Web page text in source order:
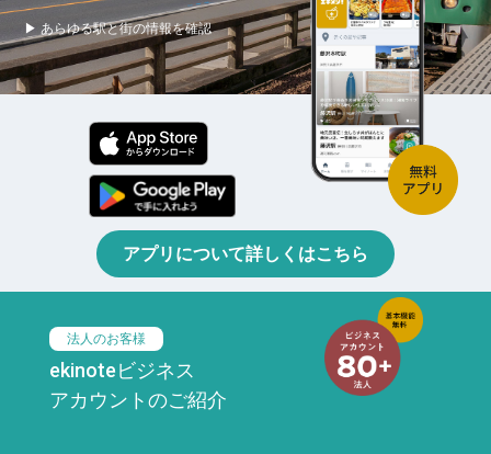
▶ あらゆる駅と街の情報を確認
アプリについて詳しくはこちら
法人のお客様
ekinoteビジネス
アカウントのご紹介